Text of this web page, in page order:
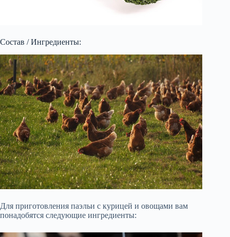
Состав / Ингредиенты:
Для приготовления паэльи с курицей и овощами вам
понадобятся следующие ингредиенты: